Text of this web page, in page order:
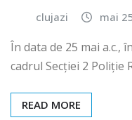
clujazi mai
În data de 25 mai a.c.,
cadrul Secției 2 Poliție
READ MORE